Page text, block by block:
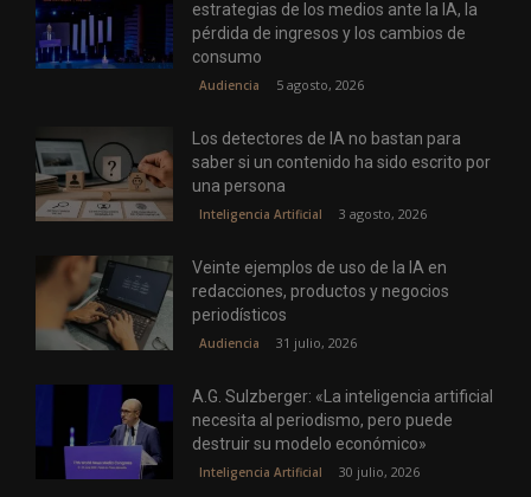
estrategias de los medios ante la IA, la
pérdida de ingresos y los cambios de
consumo
Audiencia 5 agosto, 2026
Los detectores de IA no bastan para
saber si un contenido ha sido escrito por
una persona
Inteligencia Artificial 3 agosto, 2026
Veinte ejemplos de uso de la IA en
redacciones, productos y negocios
periodísticos
Audiencia 31 julio, 2026
A.G. Sulzberger: «La inteligencia artificial
necesita al periodismo, pero puede
destruir su modelo económico»
Inteligencia Artificial 30 julio, 2026